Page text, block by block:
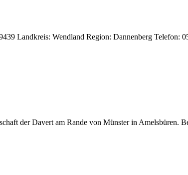
Landkreis: Wendland Region: Dannenberg Telefon:
der Davert am Rande von Münster in Amelsbüren.